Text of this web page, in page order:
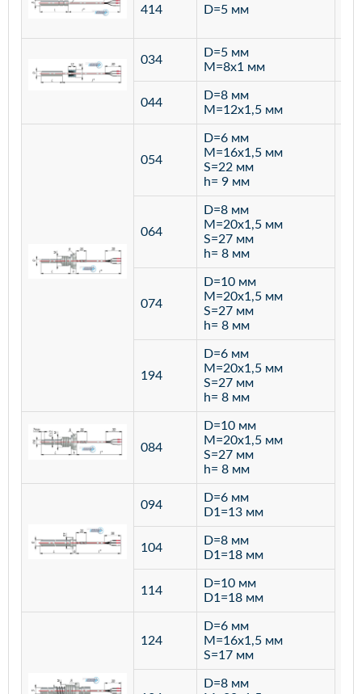
414 D=5 мм
034
D=5 мм
M=8х1 мм
044
D=8 мм
M=12х1,5 мм
054
D=6 мм
M=16х1,5 мм
S=22 мм
h= 9 мм
064
D=8 мм
M=20х1,5 мм
S=27 мм
h= 8 мм
074
D=10 мм
M=20х1,5 мм
S=27 мм
h= 8 мм
194
D=6 мм
M=20х1,5 мм
S=27 мм
h= 8 мм
084
D=10 мм
M=20х1,5 мм
S=27 мм
h= 8 мм
094
D=6 мм
D1=13 мм
104
D=8 мм
D1=18 мм
114
D=10 мм
D1=18 мм
124
D=6 мм
M=16х1,5 мм
S=17 мм
D=8 мм